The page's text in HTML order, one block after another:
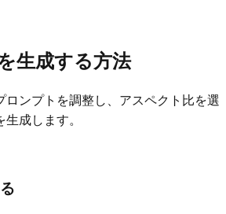
生成する方法
ロンプトを調整し、アスペクト比を選
成します。